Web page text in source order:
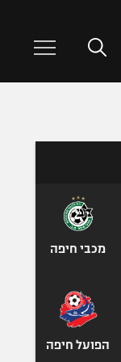
מכבי חיפה
הפועל חיפה